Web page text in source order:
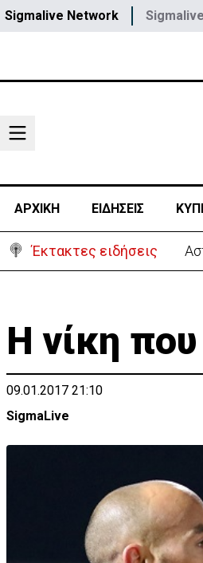
Sigmalive Network Sigmalive
ΑΡΧΙΚΗ ΕΙΔΗΣΕΙΣ
Έκτακτες ειδήσεις
Η νίκη
09.01.2017 21:10
SigmaLive